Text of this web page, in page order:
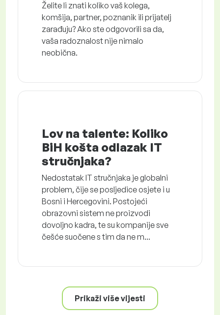
Želite li znati koliko vaš kolega,
komšija, partner, poznanik ili prijatelj
zarađuju? Ako ste odgovorili sa da,
vaša radoznalost nije nimalo
neobična.
Lov na talente: Koliko
BiH košta odlazak IT
stručnjaka?
Nedostatak IT stručnjaka je globalni
problem, čije se posljedice osjete i u
Bosni i Hercegovini. Postojeći
obrazovni sistem ne proizvodi
dovoljno kadra, te su kompanije sve
češće suočene s tim da ne m...
Prikaži više vijesti